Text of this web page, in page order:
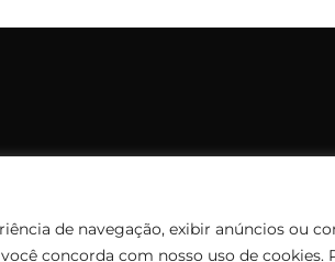
de navegação, exibir anúncios ou
concorda com nosso uso de cookies.